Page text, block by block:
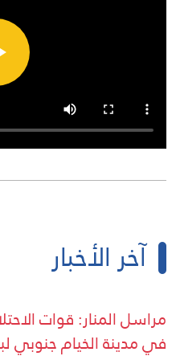
آخر الأخبار
مراسل المنار: قوات
في مدينة الخيام جنوبي